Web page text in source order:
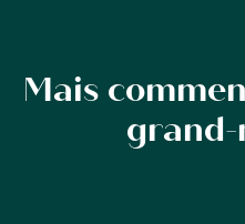
+
Mais
grand-